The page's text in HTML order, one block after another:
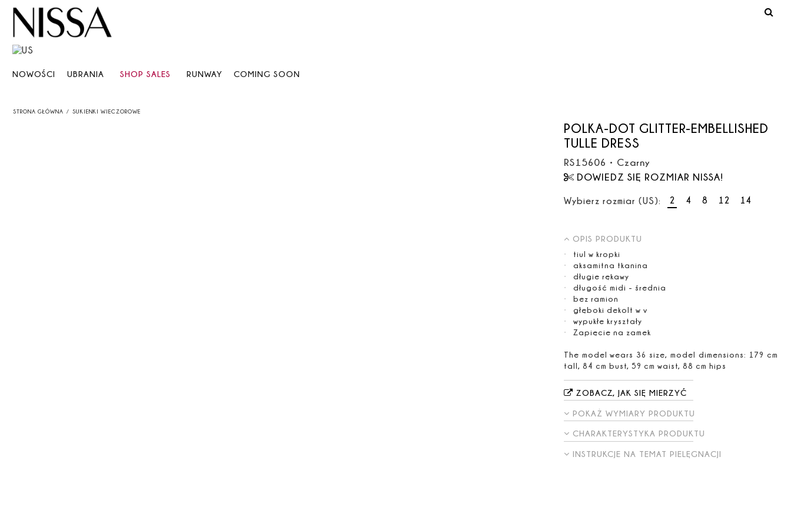
NOWOŚCI UBRANIA SHOP SALES RUNWAY COMING SOON
STRONA GŁÓWNA SUKIENKI WIECZOROWE
POLKA-DOT GLITTER-EMBELLISHED
TULLE DRESS
RS15606 • Czarny
DOWIEDZ SIĘ ROZMIAR NISSA!
Wybierz rozmiar (US): 2 4 8 12 14
OPIS PRODUKTU
tiul w kropki
aksamitna tkanina
długie rękawy
długość midi - średnia
bez ramion
głęboki dekolt w v
wypukłe kryształy
Zapięcie na zamek
The model wears 36 size, model dimensions: 179 cm
tall, 84 cm bust, 59 cm waist, 88 cm hips
ZOBACZ, JAK SIĘ MIERZYĆ
POKAŻ WYMIARY PRODUKTU
CHARAKTERYSTYKA PRODUKTU
INSTRUKCJE NA TEMAT PIELĘGNACJI